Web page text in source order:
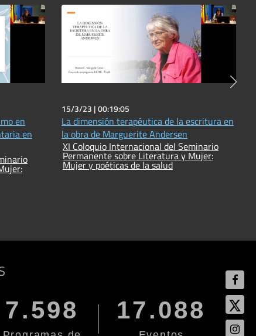
en
en
15/3/23 |00:19:05
La dimensión terapéutica de la escritura en
la obra de Marguerite Andersen
XI Coloquio Internacional del Seminario
Permanente sobre Literatura y Mujer:
Mujer y poéticas de la salud
7.598 17.088